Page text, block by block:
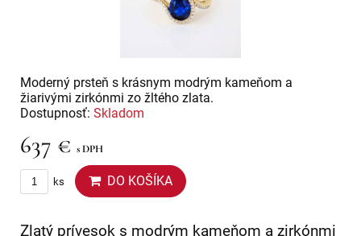
Moderný prsteň s krásnym modrým kameňom a
žiarivými zirkónmi zo žltého zlata.
Dostupnosť: Skladom
637 € s DPH
ks DO KOŠÍKA
Zlatý prívesok s modrým kameňom a zirkónmi